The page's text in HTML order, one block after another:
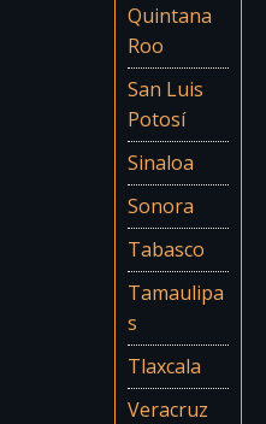
Quintana
Roo
San Luis
Potosí
Sinaloa
Sonora
Tabasco
Tamaulipa
s
Tlaxcala
Veracruz